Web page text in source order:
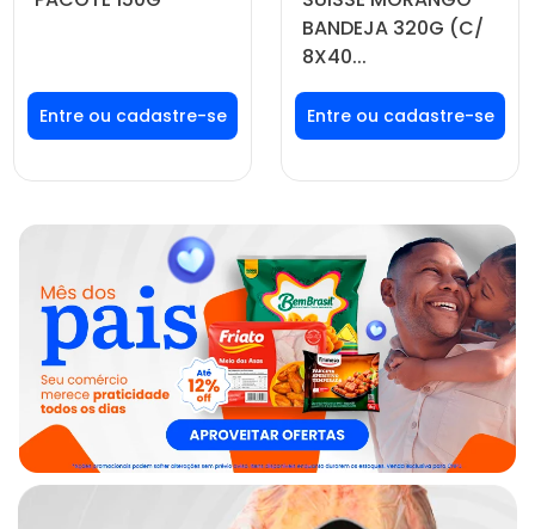
Faça seu login ou
cadastre-se para
ver preços e
BANDEJA 320G (C/
8X40...
Faça seu login ou
cadastre-se para
ver preços e